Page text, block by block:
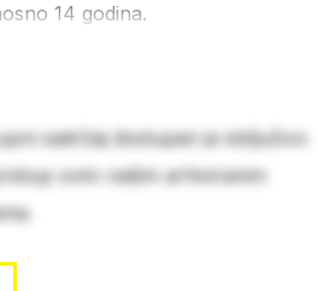
14 godina.
sadržaj dostupan je isključivo
svim našim arhiviranim